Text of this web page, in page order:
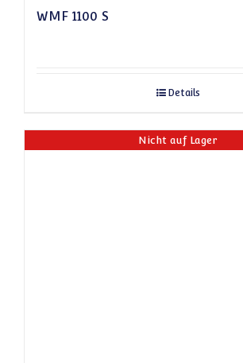
WMF 1100 S
Details
Nicht auf Lager